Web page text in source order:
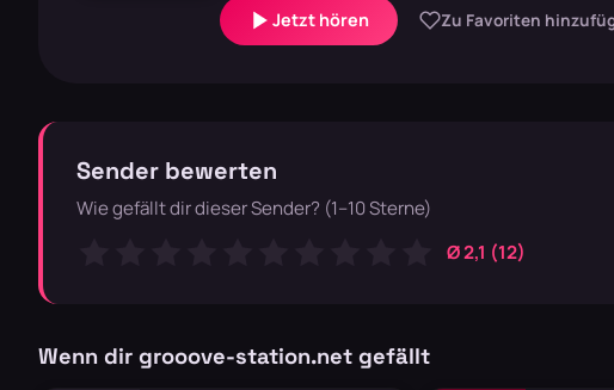
Jetzt hören Zu Favoriten
Sender bewerten
Wie gefällt dir dieser Sender? (1–10 Sterne)
Ø 2,1 (12)
Wenn dir grooove-station.net gefällt